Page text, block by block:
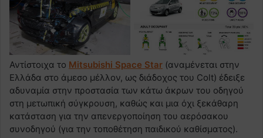
Αντίστοιχα το Mitsubishi Space Star (αναμένεται στην
Ελλάδα στο άμεσο μέλλον, ως διάδοχος του Colt) έδειξε
αδυναμία στην προστασία των κάτω άκρων του οδηγού
στη μετωπική σύγκρουση, καθώς και μια όχι ξεκάθαρη
κατάσταση για την απενεργοποίηση του αερόσακου
συνοδηγού (για την τοποθέτηση παιδικού καθίσματος).